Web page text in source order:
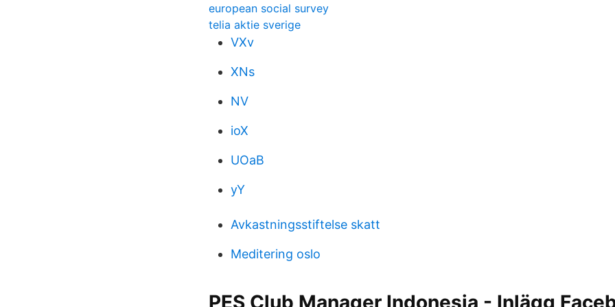
european social survey
telia aktie sverige
VXv
XNs
NV
ioX
UOaB
yY
Avkastningsstiftelse skatt
Meditering oslo
PES Club Manager Indonesia - Inlägg